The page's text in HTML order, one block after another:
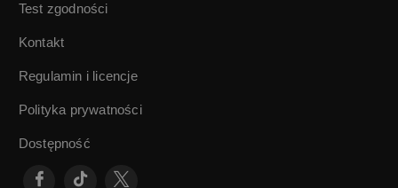
Test zgodności
Kontakt
Regulamin i licencje
Polityka prywatności
Dostępność